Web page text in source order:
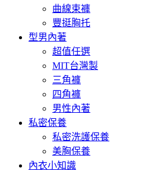
曲線束褲
豐挺胸托
型男內著
超值任選
MIT台灣製
三角褲
四角褲
男性內著
私密保養
私密洗護保養
美胸保養
內衣小知識